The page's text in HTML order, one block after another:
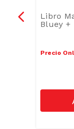
Libro
Bluey +
Precio